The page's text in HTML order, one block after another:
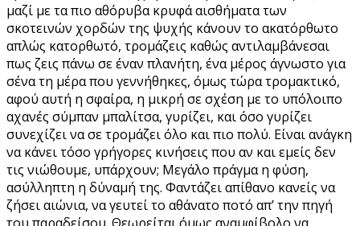
μαζί με τα πιο αθόρυβα κρυφά αισθήματα των
σκοτεινών χορδών της ψυχής κάνουν το ακατόρθωτο
απλώς κατορθωτό, τρομάζεις καθώς αντιλαμβάνεσαι
πως ζεις πάνω σε έναν πλανήτη, ένα μέρος άγνωστο για
σένα τη μέρα που γεννήθηκες, όμως τώρα τρομακτικό,
αφού αυτή η σφαίρα, η μικρή σε σχέση με το υπόλοιπο
αχανές σύμπαν μπαλίτσα, γυρίζει, και όσο γυρίζει
συνεχίζει να σε τρομάζει όλο και πιο πολύ. Είναι ανάγκη
να κάνει τόσο γρήγορες κινήσεις που αν και εμείς δεν
τις νιώθουμε, υπάρχουν; Μεγάλο πράγμα η φύση,
ασύλληπτη η δύναμή της. Φαντάζει απίθανο κανείς να
ζήσει αιώνια, να γευτεί το αθάνατο ποτό απ’ την πηγή